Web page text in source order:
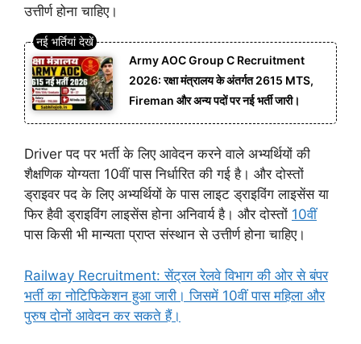
उत्तीर्ण होना चाहिए।
Army AOC Group C Recruitment
2026: रक्षा मंत्रालय के अंतर्गत 2615 MTS,
Fireman और अन्य पदों पर नई भर्ती जारी।
Driver पद पर भर्ती के लिए आवेदन करने वाले अभ्यर्थियों की
शैक्षणिक योग्यता 10वीं पास निर्धारित की गई है। और दोस्तों
ड्राइवर पद के लिए अभ्यर्थियों के पास लाइट ड्राइविंग लाइसेंस या
फिर हैवी ड्राइविंग लाइसेंस होना अनिवार्य है। और दोस्तों 10वीं
पास किसी भी मान्यता प्राप्त संस्थान से उत्तीर्ण होना चाहिए।
Railway Recruitment: सेंट्रल रेलवे विभाग की ओर से बंपर
भर्ती का नोटिफिकेशन हुआ जारी। जिसमें 10वीं पास महिला और
पुरुष दोनों आवेदन कर सकते हैं।